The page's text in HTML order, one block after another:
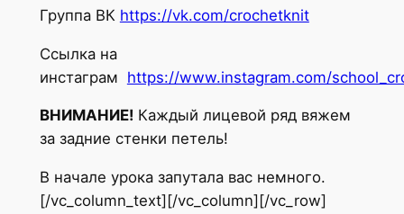
Группа ВК https://vk.com/crochetknit
Ссылка на
инстаграм https://www.instagram.com/
ВНИМАНИЕ! Каждый лицевой ряд вяжем
за задние стенки петель!
В начале урока запутала вас немного.
[/vc_column_text][/vc_column][/vc_row]